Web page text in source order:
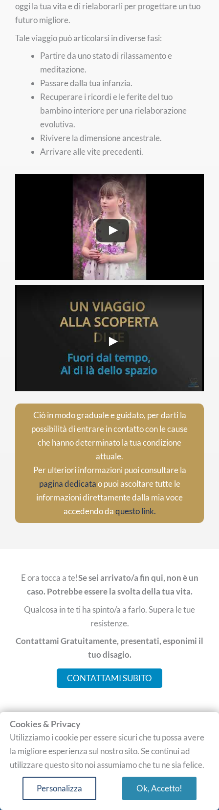
oggi la tua vita e di rielaborarli per progettare un tuo
futuro migliore.
Tale viaggio può articolarsi in diverse fasi:
Partire da uno stato di rilassamento e
meditazione.
Passare dalla tua infanzia.
Recuperare i ricordi e le ferite del tuo
bambino interiore per una rielaborazione
evolutiva.
Rivivere la dimensione ancestrale.
Arrivare alle vite precedenti.
Ciò in modo graduale e guidato, per darti la
possibilità di entrare in contatto con le cause
che hanno determinato la tua condizione
attuale.
Per ulteriori informazioni puoi consultare la
pagina dedicatao puoi ascoltare tutte le
informazioni direttamente dalla mia voce
accedendo daquesto link.
E ora tocca a te!Se sei arrivato/a fin qui, non è un
caso. Potrebbe essere la svolta della tua vita.
Qualcosa in te ti ha spinto/a a farlo. Supera le tue
resistenze.
Contattami Gratuitamente, presentati, esponimi il
tuo disagio.
CONTATTAMI SUBITO
Se ancora avessi dei dubbi, ascolta
questa audio
testimonianza
Il presentare se stessi, l’empatia, la fiducia, sono i
Cookies & Privacy
Utilizziamo i cookie per essere sicuri che tu possa avere
la migliore esperienza sul nostro sito. Se continui ad
utilizzare questo sito noi assumiamo che tu ne sia felice.
Personalizza Ok, Accetto!